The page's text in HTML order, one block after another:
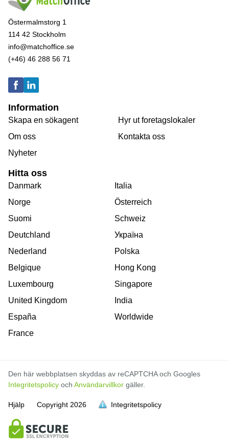
är full
är full
är full
är full
är full
är full
är full
är full
är full
är full
Östermalmstorg 1
114 42 Stockholm
info@matchoffice.se
(+46) 46 288 56 71
Information
Skapa en sökagent
Om oss
Nyheter
Hyr ut foretagslokaler
Kontakta oss
Hitta oss
Danmark
Norge
Suomi
Deutchland
Nederland
Belgique
Luxembourg
United Kingdom
España
France
Italia
Österreich
Schweiz
Україна
Polska
Hong Kong
Singapore
India
Worldwide
Den här webbplatsen skyddas av reCAPTCHA och Googles
Integritetspolicy och Användarvillkor gäller.
Hjälp Copyright 2026 Integritetspolicy